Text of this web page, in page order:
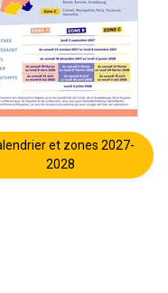
et zones 2027-
2028